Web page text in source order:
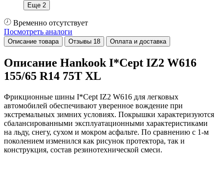
Еще 2
Временно отсутствует
Посмотреть аналоги
Описание товара Отзывы 18 Оплата и доставка
Описание Hankook I*Cept IZ2 W616
155/65 R14 75T XL
Фрикционные шины I*Cept IZ2 W616 для легковых
автомобилей обеспечивают уверенное вождение при
экстремальных зимних условиях. Покрышки характеризуются
сбалансированными эксплуатационными характеристиками
на льду, снегу, сухом и мокром асфальте. По сравнению с 1-м
поколением изменился как рисунок протектора, так и
конструкция, состав резинотехнической смеси.